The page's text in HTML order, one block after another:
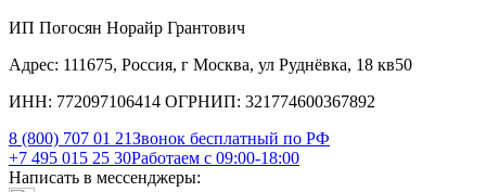
ИП Погосян Норайр Грантович
Адрес: 111675, Россия, г Москва, ул Руднёвка, 18 кв50
ИНН: 772097106414 ОГРНИП: 321774600367892
8 (800) 707 01 21Звонок бесплатный по РФ
+7 495 015 25 30Работаем с 09:00-18:00
Написать в мессенджеры: